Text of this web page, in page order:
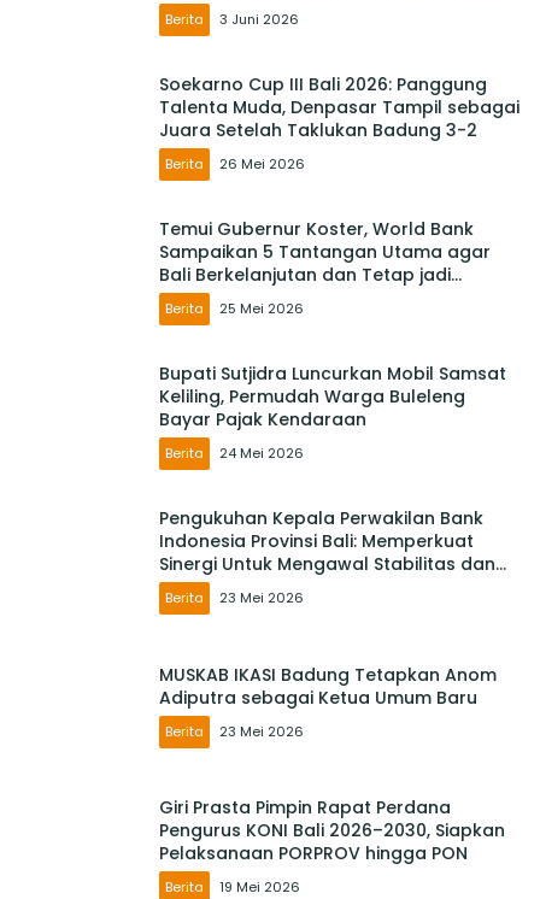
Berita 3 Juni 2026
Soekarno Cup III Bali 2026: Panggung
Talenta Muda, Denpasar Tampil sebagai
Juara Setelah Taklukan Badung 3-2
Berita 26 Mei 2026
Temui Gubernur Koster, World Bank
Sampaikan 5 Tantangan Utama agar
Bali Berkelanjutan dan Tetap jadi
Primadona
Berita 25 Mei 2026
Bupati Sutjidra Luncurkan Mobil Samsat
Keliling, Permudah Warga Buleleng
Bayar Pajak Kendaraan
Berita 24 Mei 2026
Pengukuhan Kepala Perwakilan Bank
Indonesia Provinsi Bali: Memperkuat
Sinergi Untuk Mengawal Stabilitas dan
Mendorong Pertumbuhan Ekonomi Bali
Berita 23 Mei 2026
MUSKAB IKASI Badung Tetapkan Anom
Adiputra sebagai Ketua Umum Baru
Berita 23 Mei 2026
Giri Prasta Pimpin Rapat Perdana
Pengurus KONI Bali 2026–2030, Siapkan
Pelaksanaan PORPROV hingga PON
Berita 19 Mei 2026